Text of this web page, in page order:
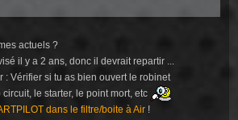
actuels ?
il y a 2 ans, donc il devrait repartir ...
: Vérifier si tu as bien ouvert le robinet
le starter, le point mort, etc
dans le filtre/boite à Air !